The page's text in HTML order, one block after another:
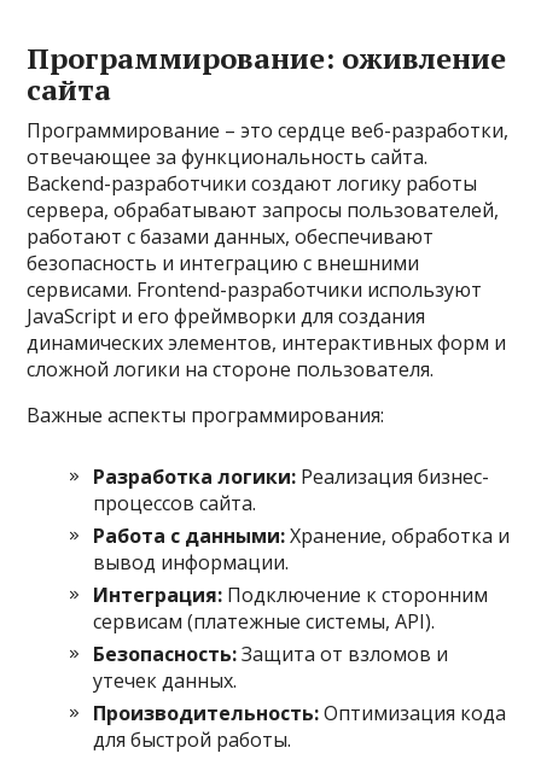
Программирование: оживление
сайта
Программирование – это сердце веб-разработки,
отвечающее за функциональность сайта.
Backend-разработчики создают логику работы
сервера, обрабатывают запросы пользователей,
работают с базами данных, обеспечивают
безопасность и интеграцию с внешними
сервисами. Frontend-разработчики используют
JavaScript и его фреймворки для создания
динамических элементов, интерактивных форм и
сложной логики на стороне пользователя.
Важные аспекты программирования:
Разработка логики: Реализация бизнес-
процессов сайта.
Работа с данными:Хранение, обработка и
вывод информации.
Интеграция: Подключение к сторонним
сервисам (платежные системы, API).
Безопасность:Защита от взломов и
утечек данных.
Производительность:Оптимизация кода
для быстрой работы.